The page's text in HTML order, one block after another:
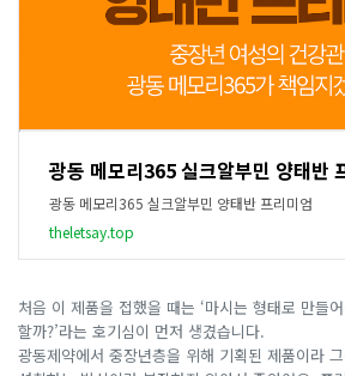
광동 메모리365 실크알부민 양태반
광동 메모리365 실크알부민 양태반 프리미엄
theletsay.top
처음 이 제품을 접했을 때는 ‘마시는 형태로 만들
할까?’라는 호기심이 먼저 생겼습니다.
광동제약에서 중장년층을 위해 기획된 제품이라